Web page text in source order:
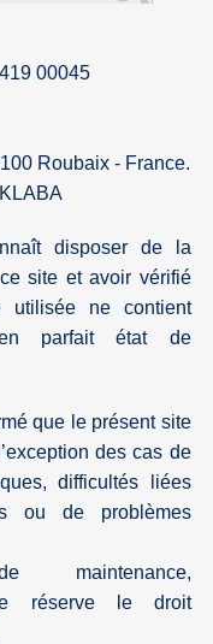
00045
Roubaix - France.
disposer de la
site et avoir vérifié
utilisée ne contient
parfait état de
que le présent site
des cas de
difficultés liées
ou de problèmes
réserve le droit